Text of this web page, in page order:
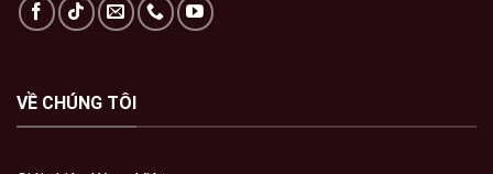
VỀ CHÚNG TÔI